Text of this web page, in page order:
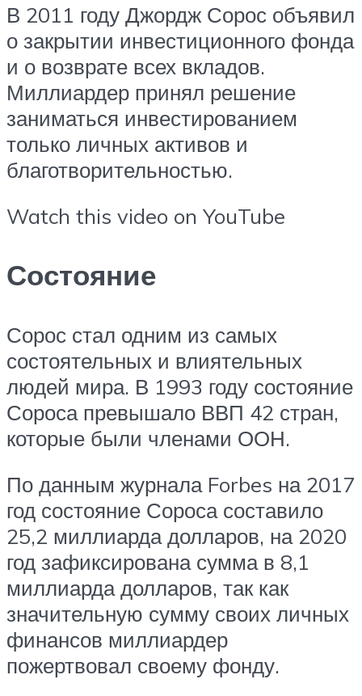
В 2011 году Джордж Сорос объявил
о закрытии инвестиционного фонда
и о возврате всех вкладов.
Миллиардер принял решение
заниматься инвестированием
только личных активов и
благотворительностью.
Watch this video on YouTube
Состояние
Сорос стал одним из самых
состоятельных и влиятельных
людей мира. В 1993 году состояние
Сороса превышало ВВП 42 стран,
которые были членами ООН.
По данным журнала Forbes на 2017
год состояние Сороса составило
25,2 миллиарда долларов, на 2020
год зафиксирована сумма в 8,1
миллиарда долларов, так как
значительную сумму своих личных
финансов миллиардер
пожертвовал своему фонду.